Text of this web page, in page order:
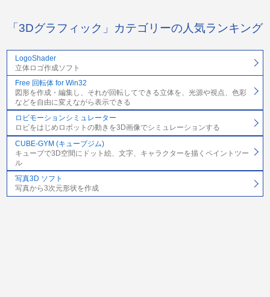
「3Dグラフィック」カテゴリーの人気ランキング
LogoShader
立体ロゴ作成ソフト
Free 回転体 for Win32
図形を作成・編集し、それが回転してできる立体を、光源や視点、色彩
などを自由に変えながら表示できる
ロビモーションシミュレーター
ロビをはじめロボットの動きを3D画像でシミュレーションする
CUBE-GYM (キューブジム)
キューブで3D空間にドット絵、文字、キャラクターを描くペイントツー
ル
写真3D ソフト
写真から3次元形状を作成